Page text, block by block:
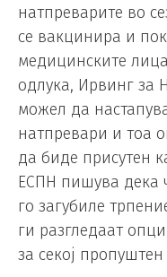
натпреварите во
се вакцинира и
медицинските
одлука, Ирвинг за
можел да
натпревари и тоа
да биде присутен
ЕСПН пишува дека
го загубиле
ги разгледаат
за секој